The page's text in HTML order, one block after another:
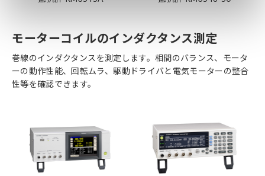
モーターコイルのインダクタンス測定
巻線のインダクタンスを測定します。相間のバランス、モータ
ーの動作性能、回転ムラ、駆動ドライバと電気モーターの整合
性等を確認できます。